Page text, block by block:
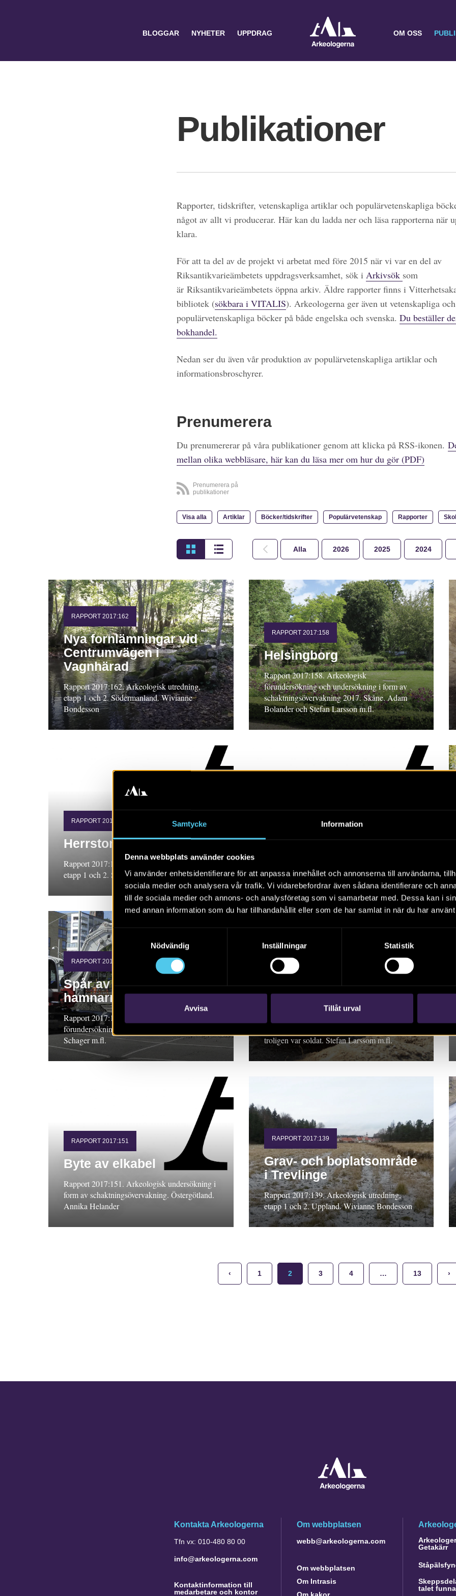
Samtycke Information
Denna webbplats använder cookies
Vi använder enhetsidentifierare för att anpassa innehållet och annonserna till användarna,
sociala medier och analysera vår trafik. Vi vidarebefordrar även sådana identifierare och
till de sociala medier och annons- och analysföretag som vi samarbetar med. Dessa kan i
med annan information som du har tillhandahållit eller som de har samlat in när du har
Nödvändig
Inställningar Statistik
Avvisa Tillåt urval
BLOGGAR NYHETER UPPDRAG OM OSS
Publikationer
Rapporter, tidskrifter, vetenskapliga artiklar och populärvetenskapliga
något av allt vi producerar. Här kan du ladda ner och läsa rapporterna när
klara.
För att ta del av de projekt vi arbetat med före 2015 när vi var en del av
Riksantikvarieämbetets uppdragsverksamhet, sök i Arkivsök som
är Riksantikvarieämbetets öppna arkiv. Äldre rapporter finns i
bibliotek (sökbara i VITALIS). Arkeologerna ger även ut vetenskapliga och
populärvetenskapliga böcker på både engelska och svenska. Du beställer
bokhandel.
Nedan ser du även vår produktion av populärvetenskapliga artiklar och
informationsbroschyrer.
Prenumerera
Du prenumererar på våra publikationer genom att klicka på RSS-ikonen.
mellan olika webbläsare, här kan du läsa mer om hur du gör (PDF)
Prenumerera på
publikationer
Visa alla Artiklar Böcker/tidskrifter Populärvetenskap Rapporter
Alla 2026 2025 2024
RAPPORT 2017:162
Nya fornlämningar vid
Centrumvägen i
Vagnhärad
Rapport 2017:162. Arkeologisk utredning,
etapp 1 och 2. Södermanland. Wivianne
Bondesson
RAPPORT 2017:158
Helsingborg
Rapport 2017:158. Arkeologisk
förundersökning och undersökning i form av
schaktningsövervakning 2017. Skåne. Adam
Bolander och Stefan Larsson m.fl.
RAPPORT 2017:163
Herrstorpet
Rapport 2017:163. Arkeologisk utredning,
etapp 1 och 2. Småland, Alf Ericsson
Gustafstorpet och
Sjögestadlund
etapp 2. Östergötland. Alf Ericsson
RAPPORT 2017:156
Spår av de gamla
hamnarna
Rapport 2017:156. Arkeologisk
förundersökning, Västergötland. Elisabet
Schager m.fl.
RAPPORT 2017:159
Kalmarkriget
troligen var soldat. Stefan Larssom m.fl.
RAPPORT 2017:151
Byte av elkabel
Rapport 2017:151. Arkeologisk undersökning i
form av schaktningsövervakning. Östergötland.
Annika Helander
RAPPORT 2017:139
Grav- och boplatsområde
i Trevlinge
Rapport 2017:139. Arkeologisk utredning,
etapp 1 och 2. Uppland. Wivianne Bondesson
‹ 1 2 3 4 … 13 ›
Kontakta Arkeologerna
Tfn vx: 010-480 80 00
info@arkeologerna.com
Kontaktinformation till
medarbetare och kontor
Om webbplatsen
webb@arkeologerna.com
Om webbplatsen
Om Intrasis
Getakärr
talet